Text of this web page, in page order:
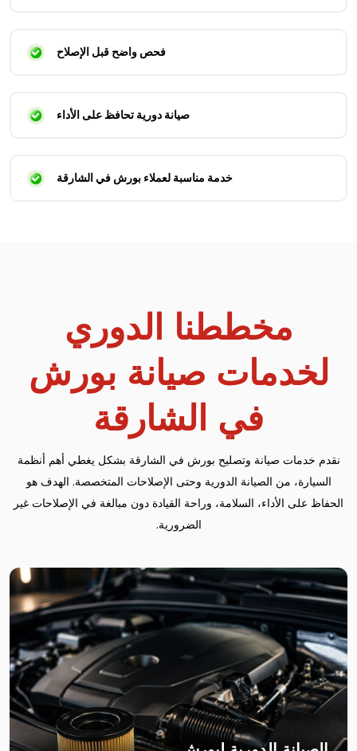
فحص واضح قبل الإصلاح
صيانة دورية تحافظ على الأداء
خدمة مناسبة لعملاء بورش في الشارقة
مخططنا الدوري
لخدمات صيانة بورش
في الشارقة
نقدم خدمات صيانة وتصليح بورش في الشارقة بشكل يغطي أهم أنظمة
السيارة، من الصيانة الدورية وحتى الإصلاحات المتخصصة. الهدف هو
الحفاظ على الأداء، السلامة، وراحة القيادة دون مبالغة في الإصلاحات غير
الضرورية.
الصيانة الدورية لبورش